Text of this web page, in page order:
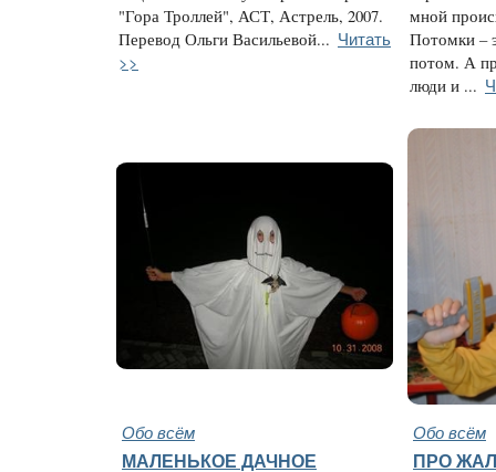
"Гора Троллей", АСТ, Астрель, 2007.
Перевод Ольги Васильевой... Читать
>>
мной
Потомки –
потом. А
люди и ...
Обо всём Обо всём
МАЛЕНЬКОЕ ДАЧНОЕ
ПРО